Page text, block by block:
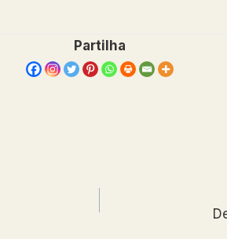
Partilha